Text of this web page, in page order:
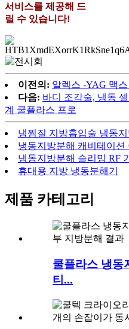
서비스를 제공해 드
릴 수 있습니다!
이전의: 알렉스 -YAG 맥스
다음: 바디 조각술, 냉동
계 쿨플라스 프로
냉찜질 지방흡입술 냉동
냉동지방분해 캐비테이션
냉동지방분해 슬리밍 RF
휴대용 지방 냉동분해기
제품 카테고리
쿨플라스 냉동
티...